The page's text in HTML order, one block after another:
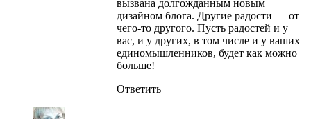
вызвана долгожданным новым
дизайном блога. Другие радости — от
чего-то другого. Пусть радостей и у
вас, и у других, в том числе и у ваших
единомышленников, будет как можно
больше!
Ответить